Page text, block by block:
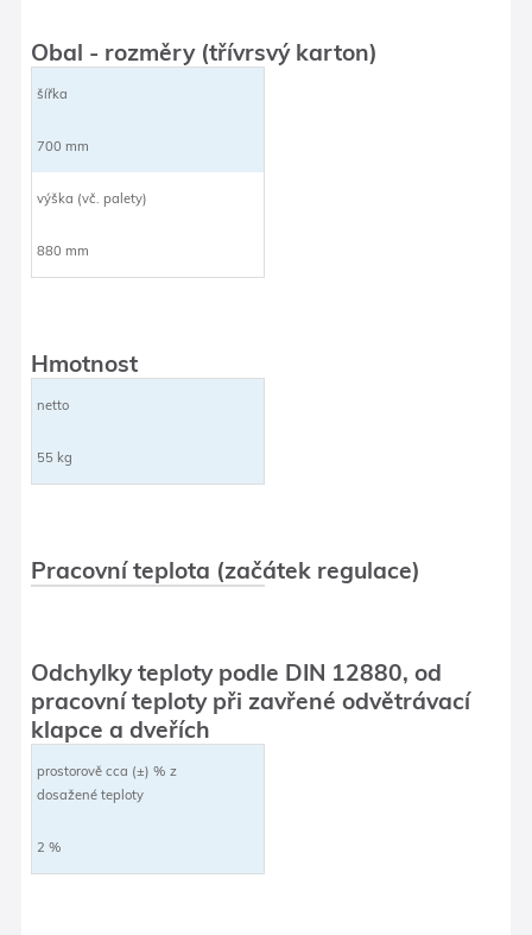
Obal - rozměry (třívrsvý karton)
šířka
700 mm
výška (vč. palety)
880 mm
Hmotnost
netto
55 kg
Pracovní teplota (začátek regulace)
Odchylky teploty podle DIN 12880, od
pracovní teploty při zavřené odvětrávací
klapce a dveřích
prostorově cca (±) % z
dosažené teploty
2 %